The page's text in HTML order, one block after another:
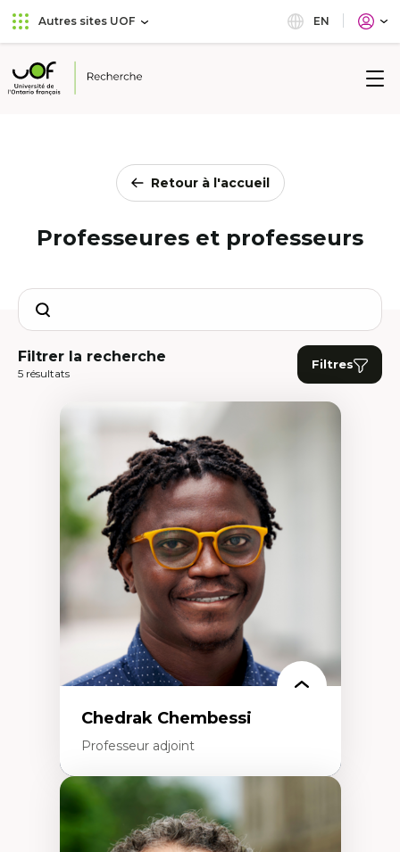
Aller
au
principal
Passer
au
Autres sites UOF EN
Université
Retour à l'accueil
Professeures et professeurs
Search
Filtrer la recherche
5 résultats
Filtres
Chedrak Chembessi
Professeur adjoint
Économie circulaire
Modèles d’affaires durables